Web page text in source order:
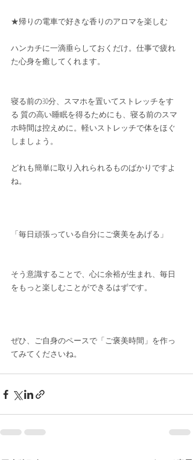
★帰りの電車で好きな香りのアロマを楽しむ
ハンカチに一滴垂らしておくだけ。仕事で疲れ
た心身を癒してくれます。
寝る前の30分、スマホを置いてストレッチをす
る 質の高い睡眠を得るためにも、寝る前のスマ
ホ時間は控えめに。軽いストレッチで体をほぐ
しましょう。
どれも簡単に取り入れられるものばかりですよ
ね。
「毎日頑張っている自分にご褒美をあげる」
そう意識することで、心に余裕が生まれ、毎日
をもっと楽しむことができるはずです。
ぜひ、ご自身のペースで「ご褒美時間」を作っ
てみてくださいね。